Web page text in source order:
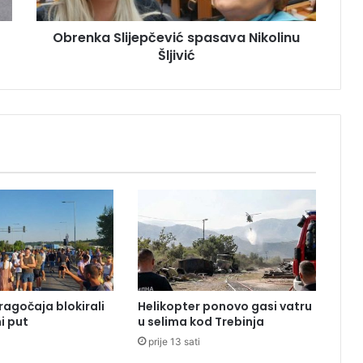
S
l
p
ć
s
s
a
v
a
N
Obrenka Slijepčević spasava Nikolinu
Šljivić
blokirali
put
Helikopter ponovo gasi vatru
u selima kod Trebinja
prije 13 sati